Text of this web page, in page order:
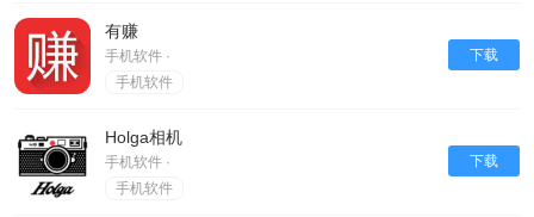
有赚
手机软件 ·
手机软件
下载
Holga相机
手机软件 ·
手机软件
下载